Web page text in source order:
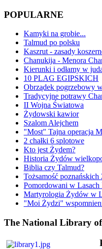
POPULARNE
Kamyki na grobie...
Talmud po polsku
Kaszrut - zasady
Chanukija - Menora
Kierunki i odłamy w
10 PLAG EGIPSKICH
Obrządek pogrzebowy
Tradycyjne potrawy
II Wojna Światowa
Żydowski kawior
Szalom Alejchem
"Most" Tajna operacja
2 chałki 6 splotowe
Kto jest Żydem?
Historia Żydów
Biblia czy Talmud?
Tożsamość
Pomordowani w Lasach
Martyrologia Żydów w
"Moi Żydzi"
The National Library